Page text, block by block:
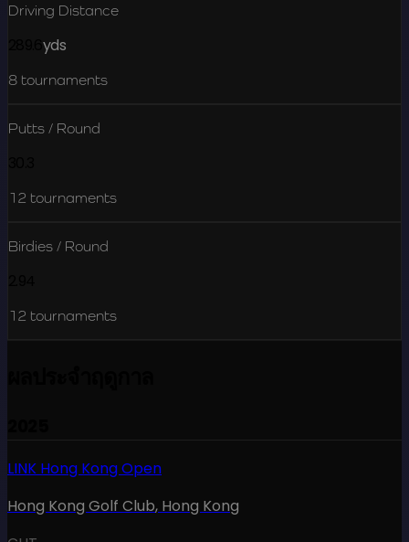
Driving Distance
yds
8 tournaments
Putts / Round
12 tournaments
Birdies / Round
12 tournaments
LINK Hong Kong Open
Hong Kong Golf Club, Hong Kong